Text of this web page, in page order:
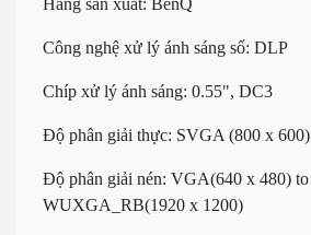
Công nghệ xử lý ánh sáng số: DLP
Chíp xử lý ánh sáng: 0.55", DC3
Độ phân giải thực: SVGA (800 x 600)
Độ phân giải nén: VGA(640 x 480) to
WUXGA_RB(1920 x 1200)